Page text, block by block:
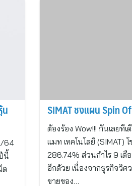
64
นี้
ต
SIMAT ชงแผน Spin
ต้องร้อง Wow!!! กันเลยที
แมท เทคโนโลยี (SIMAT)
286.74% ส่วนกำไร 9 เดื
อีกด้วย เนื่องจากธุรกิจวิศ
ขายของ…